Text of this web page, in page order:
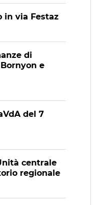
in via Festaz
di
e
del 7
centrale
regionale